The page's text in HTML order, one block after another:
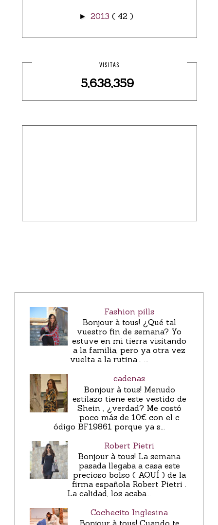
► 2013 ( 42 )
VISITAS
5,638,359
Fashion pills
Bonjour à tous! ¿Qué tal
vuestro fin de semana? Yo
estuve en mi tierra visitando
a la familia, pero ya otra vez
vuelta a la rutina... ...
cadenas
Bonjour à tous! Menudo
estilazo tiene este vestido de
Shein , ¿verdad? Me costó
poco más de 10€ con el c
ódigo BF19861 porque ya s...
Robert Pietri
Bonjour à tous! La semana
pasada llegaba a casa este
precioso bolso ( AQUÍ ) de la
firma española Robert Pietri .
La calidad, los acaba...
Cochecito Inglesina